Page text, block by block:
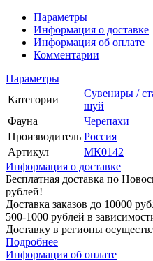
Параметры
Информация о доставке
Информация об оплате
Комментарии
Параметры
Категории
Сувениры /
шуй
Фауна
Черепахи
Производитель Россия
Артикул
МК0142
Информация о доставке
Бесплатная доставка по
рублей!
Доставка заказов до 10000
500-1000 рублей в
Доставку в регионы
Подробнее
Информация об оплате